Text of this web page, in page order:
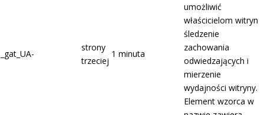
_gat_UA-
strony
trzeciej
1 minuta
umożliwić
właścicielom witryn
śledzenie
zachowania
odwiedzających i
mierzenie
wydajności witryny.
Element wzorca w